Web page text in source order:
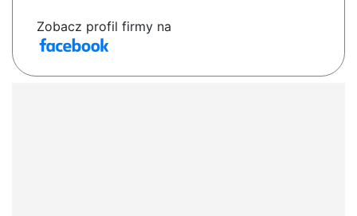
Zobacz profil firmy na